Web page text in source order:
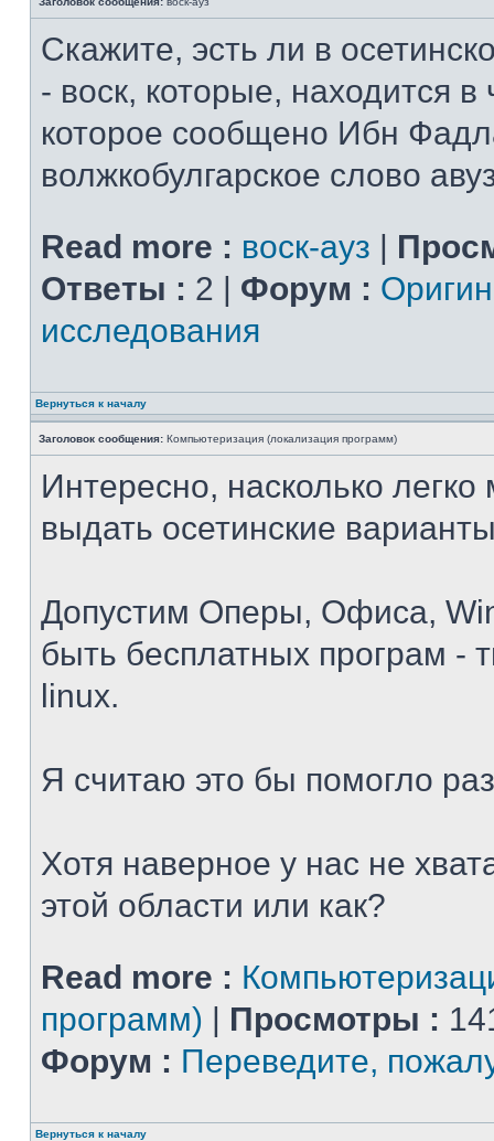
Скажите, эсть ли в
- воск, которые, находится
которое сообщено Ибн
волжкобулгарское слово
Read more : воск-ауз |
Ответы : 2 | Форум :
исследования
Вернуться к началу
Заголовок сообщения: Компьютеризация (локализация программ)
Интересно, насколько
выдать осетинские
Допустим Оперы, Офиса,
быть бесплатных програм -
linux.
Я считаю это бы помогло
Хотя наверное у нас не
этой области или как?
Read more :
программ) | Просмотры :
Форум : Переведите,
Вернуться к началу